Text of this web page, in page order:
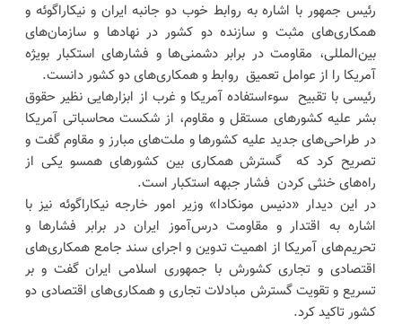
رئیس جمهور با اشاره به روابط خوب دو جانبه ایران و نیکاراگوئه و
همکاری‌های مثبت و سازنده دو کشور در نهادها و سازمان‌های
بین‌المللی، مقاومت در برابر دشمنی‌ها و فشارهای استکبار بویژه
آمریکا را از عوامل تعمیق روابط و همکاری‌های دو کشور دانست.
رئیسی با تقبیح سوءاستفاده آمریکا و غرب از ابزارهایی نظیر حقوق
بشر علیه کشورهای مستقل و مقاوم، از شکست محاسباتی آمریکا
در طراحی‌های جدید علیه کشورها و ملت‌های مبارز و مقاوم گفت و
تصریح کرد که گسترش همکاری بین کشورهای همسو یکی از
راه‌های خنثی کردن فشار جبهه استکبار است.
در این دیدار «دنیس مونکادا» وزیر امور خارجه نیکاراگوئه نیز با
اشاره به اقتدار و مقاومت درس‌آموز ایران در برابر فشارها و
تحریم‌های آمریکا از اهمیت تدوین و اجرای سند جامع همکاری‌های
اقتصادی و تجاری کشورش با جمهوری اسلامی ایران گفت و بر
تسریع و تقویت گسترش مبادلات تجاری و همکاری‌های اقتصادی دو
کشور تاکید کرد.